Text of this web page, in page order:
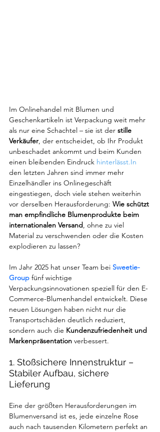
Im Onlinehandel mit Blumen und
Geschenkartikeln ist Verpackung weit mehr
als nur eine Schachtel – sie ist der stille
Verkäufer, der entscheidet, ob Ihr Produkt
unbeschadet ankommt und beim Kunden
einen bleibenden Eindruck hinterlässt.In
den letzten Jahren sind immer mehr
Einzelhändler ins Onlinegeschäft
eingestiegen, doch viele stehen weiterhin
vor derselben Herausforderung: Wie schützt
man empfindliche Blumenprodukte beim
internationalen Versand, ohne zu viel
Material zu verschwenden oder die Kosten
explodieren zu lassen?
Im Jahr 2025 hat unser Team bei Sweetie-
Group fünf wichtige
Verpackungsinnovationen speziell für den E-
Commerce-Blumenhandel entwickelt. Diese
neuen Lösungen haben nicht nur die
Transportschäden deutlich reduziert,
sondern auch die Kundenzufriedenheit und
Markenpräsentation verbessert.
1. Stoßsichere Innenstruktur –
Stabiler Aufbau, sichere
Lieferung
Eine der größten Herausforderungen im
Blumenversand ist es, jede einzelne Rose
auch nach tausenden Kilometern perfekt an